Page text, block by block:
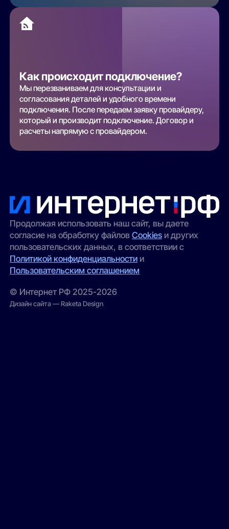
Как происходит подключение?
Мы перезваниваем для консультации и
согласования деталей и удобного времени
подключения. После передаем заявку провайдеру,
который и производит подключение. Договор и
расчеты напрямую с провайдером.
Продолжая использовать наш сайт, вы даете
согласие на обработку файловCookies и других
пользовательских данных, в соответствии с
Политикой конфиденциальности и
Пользовательским соглашением
© Интернет РФ 2025-2026
Дизайн сайта — Raketa Design